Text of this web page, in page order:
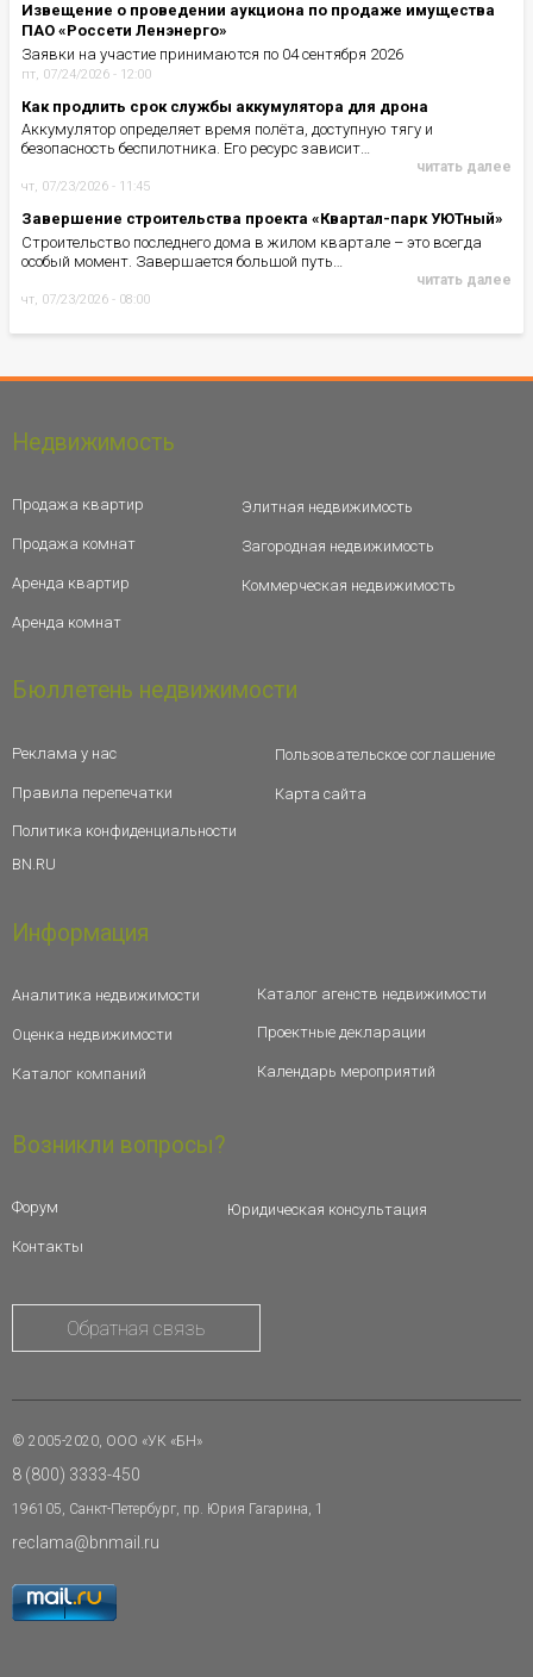
Извещение о проведении аукциона по продаже имущества
ПАО «Россети Ленэнерго»
Заявки на участие принимаются по 04 сентября 2026
пт, 07/24/2026 - 12:00
Как продлить срок службы аккумулятора для дрона
Аккумулятор определяет время полёта, доступную тягу и
безопасность беспилотника. Его ресурс зависит…
читать далее
чт, 07/23/2026 - 11:45
Завершение строительства проекта «Квартал-парк УЮТный»
Строительство последнего дома в жилом квартале – это всегда
особый момент. Завершается большой путь…
читать далее
чт, 07/23/2026 - 08:00
Недвижимость
Продажа квартир
Продажа комнат
Аренда квартир
Аренда комнат
Элитная недвижимость
Загородная недвижимость
Коммерческая недвижимость
Бюллетень недвижимости
Реклама у нас
Правила перепечатки
Политика конфиденциальности
BN.RU
Пользовательское соглашение
Карта сайта
Информация
Аналитика недвижимости
Оценка недвижимости
Каталог компаний
Каталог агенств недвижимости
Проектные декларации
Календарь мероприятий
Возникли вопросы?
Форум
Контакты
Юридическая консультация
Обратная связь
© 2005-2020, ООО «УК «БН»
8 (800) 3333-450
196105, Санкт-Петербург, пр. Юрия Гагарина, 1
reclama@bnmail.ru